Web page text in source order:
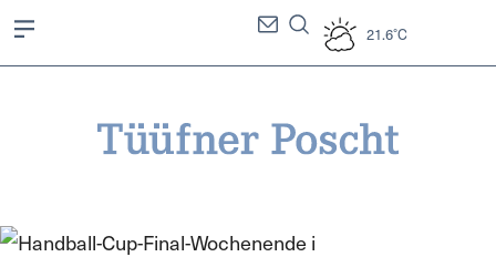
21.6°C